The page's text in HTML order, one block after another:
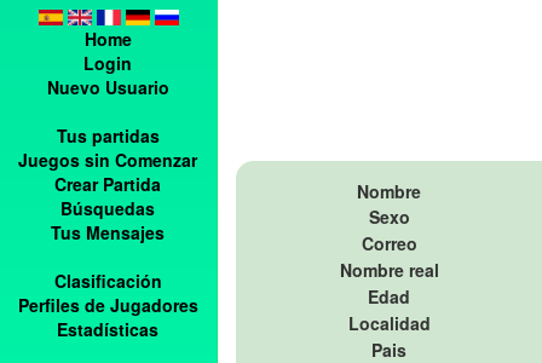
Home
Login
Nuevo Usuario
Tus partidas
Juegos sin Comenzar
Crear Partida
Búsquedas
Tus Mensajes
Clasificación
Perfiles de Jugadores
Estadísticas
Nombre
Sexo
Correo
Nombre real
Edad
Localidad
Pais